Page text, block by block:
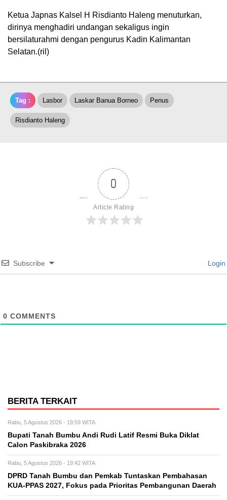
Ketua Japnas Kalsel H Risdianto Haleng menuturkan,
dirinya menghadiri undangan sekaligus ingin
bersilaturahmi dengan pengurus Kadin Kalimantan
Selatan.(ril)
Tag : Lasbor Laskar Banua Borneo Penus
Risdianto Haleng
0
Article Rating
Subscribe Login
0 COMMENTS
BERITA TERKAIT
Rabu, 5 Agustus 2026 - 19:59 WITA
Bupati Tanah Bumbu Andi Rudi Latif Resmi Buka Diklat
Calon Paskibraka 2026
Rabu, 5 Agustus 2026 - 19:42 WITA
DPRD Tanah Bumbu dan Pemkab Tuntaskan Pembahasan
KUA-PPAS 2027, Fokus pada Prioritas Pembangunan Daerah